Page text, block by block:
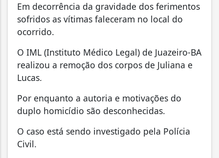
Em decorrência da gravidade dos ferimentos
sofridos as vítimas faleceram no local do
ocorrido.
O IML (Instituto Médico Legal) de Juazeiro-BA
realizou a remoção dos corpos de Juliana e
Lucas.
Por enquanto a autoria e motivações do
duplo homicídio são desconhecidas.
O caso está sendo investigado pela Polícia
Civil.